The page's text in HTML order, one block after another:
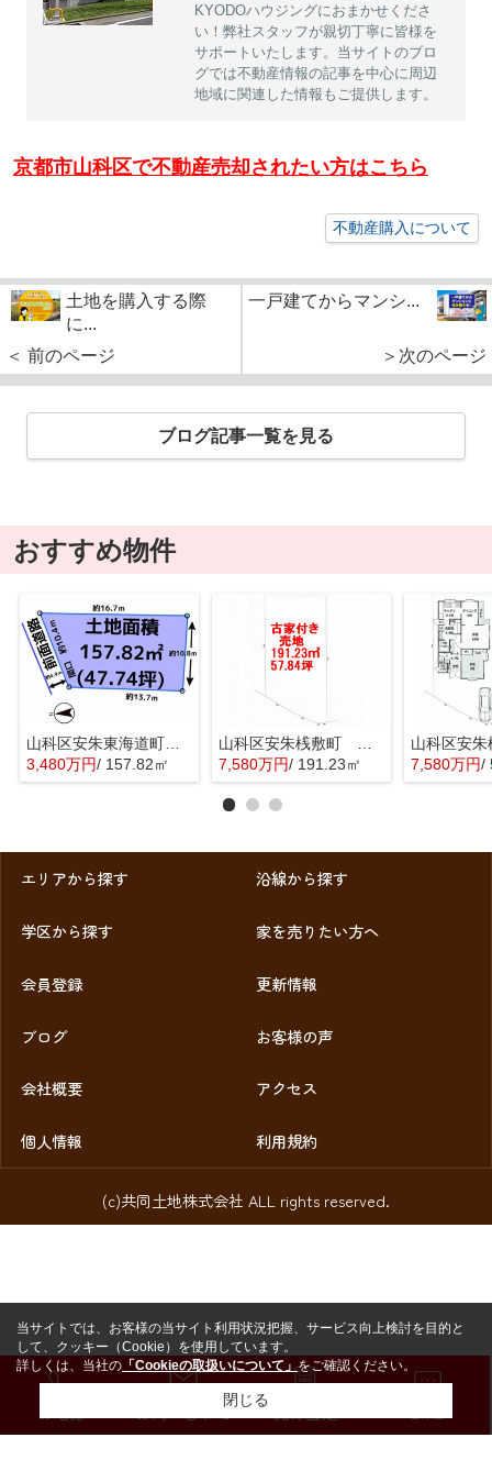
KYODOハウジングにおまかせくださ
い！弊社スタッフが親切丁寧に皆様を
サポートいたします。当サイトのブロ
グでは不動産情報の記事を中心に周辺
地域に関連した情報もご提供します。
京都市山科区で不動産売却されたい方はこちら
不動産購入について
土地を購入する際
に...
＜ 前のページ
一戸建てからマンシ...
＞次のページ
ブログ記事一覧を見る
おすすめ物件
山科区安朱東海道町 売地
3,480万円/ 157.82㎡
7,580万円/ 191.23㎡ 7,580万円/
エリアから探す 沿線から探す
学区から探す 家を売りたい方へ
会員登録 更新情報
ブログ お客様の声
会社概要 アクセス
個人情報 利用規約
(c)共同土地株式会社 ALL rights reserved.
お問い合わせ
当サイトでは、お客様の当サイト利用状況把握、サービス向上検討を目的と
して、クッキー（Cookie）を使用しています。
詳しくは、当社の 「Cookieの取扱いについて」をご確認ください。
閉じる